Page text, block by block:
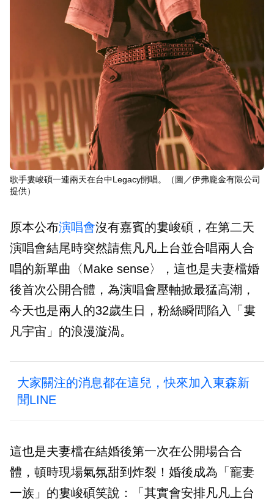
歌手婁峻碩一連兩天在台中Legacy開唱。（圖／伊弗龐金有限公司
提供）
原本公布演唱會沒有嘉賓的婁峻碩，在第二天
演唱會結尾時突然請焦凡凡上台並合唱兩人合
唱的新單曲〈Make sense〉，這也是夫妻檔婚
後首次公開合體，為演唱會壓軸掀最猛高潮，
今天也是兩人的32歲生日，粉絲瞬間陷入「婁
凡宇宙」的浪漫漩渦。
大家關注的消息都在這兒，快來加入東森新
聞LINE
這也是夫妻檔在結婚後第一次在公開場合合
體，頓時現場氣氛甜到炸裂！婚後成為「寵妻
一族」的婁峻碩笑說：「其實會安排凡凡上台